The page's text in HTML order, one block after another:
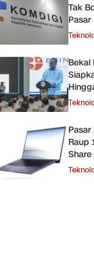
Tak
Bekal
Pasar
Raup